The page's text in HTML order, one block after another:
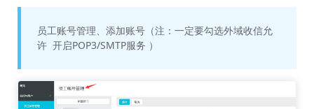
员工账号管理、添加账号（注：一定要勾选外域收信允
许 开启POP3/SMTP服务 ）